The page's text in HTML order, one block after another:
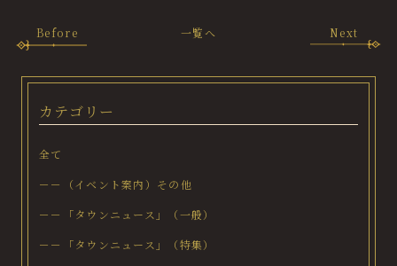
Before 一覧へ Next
カテゴリー
全て
－－（イベント案内）その他
－－「タウンニュース」（一般）
－－「タウンニュース」（特集）